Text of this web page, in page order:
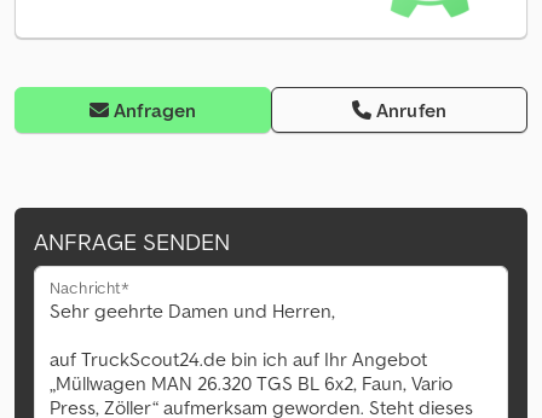
Anfragen Anrufen
ANFRAGE SENDEN
Nachricht*